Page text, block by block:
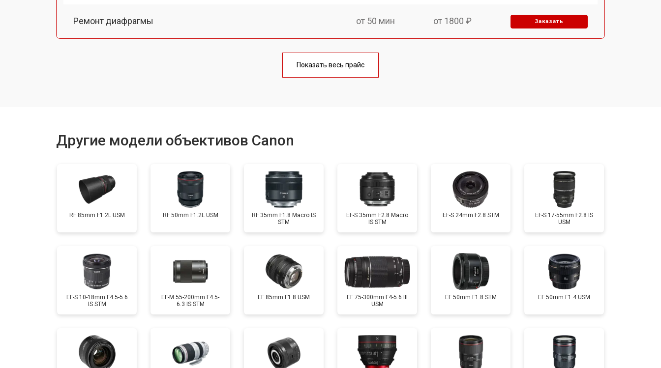
Ремонт диафрагмы от 50 мин от 1800 ₽ Заказать
от 60 мин
Ремонт шлейфа оптического стабилизатора от 80 мин от 2600 ₽ Заказать
Показать весь прайс
Другие модели объективов Canon
RF 85mm F1.2L USM RF 50mm F1.2L USM
RF 35mm F1.8 Macro IS
STM
EF-S 35mm F2.8 Macro
IS STM
EF-S 24mm F2.8 STM
EF-S 17-55mm F2.8 IS
USM
EF-S 10-18mm F4.5-5.6
IS STM
EF-M 55-200mm F4.5-
6.3 IS STM
EF 85mm F1.8 USM
EF 75-300mm F4-5.6 III
USM
EF 50mm F1.8 STM EF 50mm F1.4 USM